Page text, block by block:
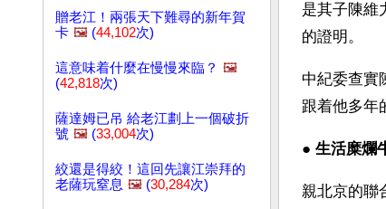
贈老江！兩張天下難尋的新年賀
卡 🖼️ (44,102次)
這意味着什麼在慢慢來臨？ 🖼️
(42,818次)
薩達姆已吊 給老江劃上一個破折
號 🖼️ (33,004次)
絞還是得絞！這回先讓江崇拜的
老薩玩窒息 🖼️ (30,284次)
是其子陳維
的證明。
中紀委查實
跟着他多年
● 生活糜爛
親北京的聯